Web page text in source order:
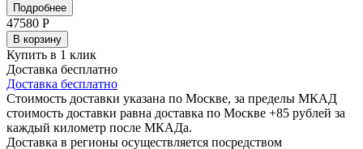
Подробнее
47580 Р
В корзину
Купить в 1 клик
Доставка бесплатно
Доставка бесплатно
Стоимость доставки указана по Москве, за пределы МКАД
стоимость доставки равна доставка по Москве +85 рублей за
каждый километр после МКАДа.
Доставка в регионы осуществляется посредством